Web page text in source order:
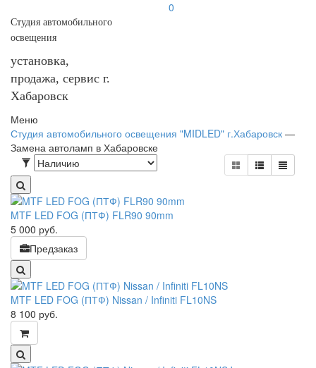
Студия автомобильного
освещения
установка,
продажа, сервис г.
Хабаровск
0
Меню
Студия автомобильного освещения "MIDLED" г.Хабаровск —
Замена автоламп в Хабаровске
MTF LED FOG (ПТФ) FLR90 90mm
5 000 руб.
Предзаказ
MTF LED FOG (ПТФ) Nissan / Infiniti FL10NS
8 100 руб.